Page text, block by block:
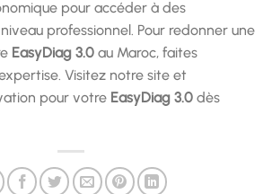
pour accéder à des
professionnel. Pour redonner une
EasyDiag 3.0 au Maroc, faites
Visitez notre site et
pour votre EasyDiag 3.0 dès